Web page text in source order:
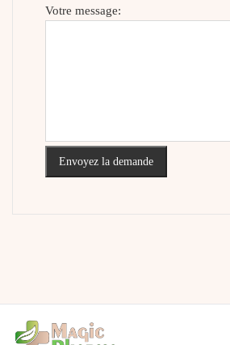
Votre message:
Envoyez la demande